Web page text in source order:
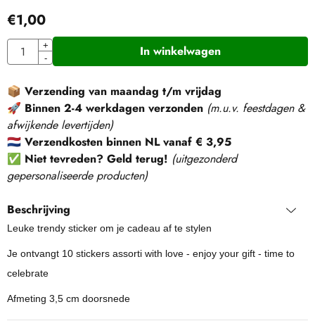
€1,00
Aantal
+
-
In winkelwagen
📦 Verzending van maandag t/m vrijdag
🚀 Binnen 2-4 werkdagen verzonden (m.u.v. feestdagen &
afwijkende levertijden)
🇳🇱 Verzendkosten binnen NL vanaf € 3,95
✅ Niet tevreden? Geld terug! (uitgezonderd
gepersonaliseerde producten)
Beschrijving
Leuke trendy sticker om je cadeau af te stylen
Je ontvangt 10 stickers assorti with love - enjoy your gift - time to
celebrate
Afmeting 3,5 cm doorsnede